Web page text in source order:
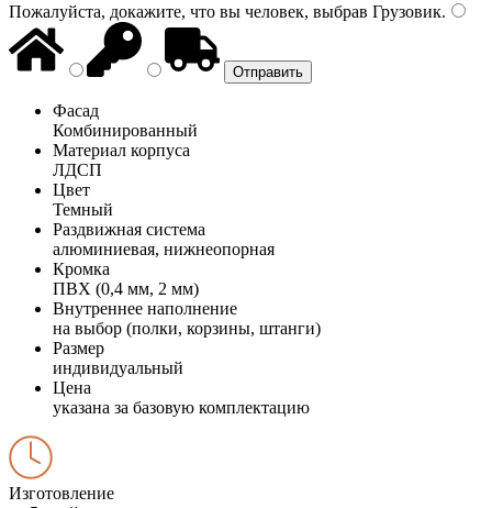
Пожалуйста, докажите, что вы человек, выбрав Грузовик.
Фасад
Комбинированный
Материал корпуса
ЛДСП
Цвет
Темный
Раздвижная система
алюминиевая, нижнеопорная
Кромка
ПВХ (0,4 мм, 2 мм)
Внутреннее наполнение
на выбор (полки, корзины, штанги)
Размер
индивидуальный
Цена
указана за базовую комплектацию
Изготовление